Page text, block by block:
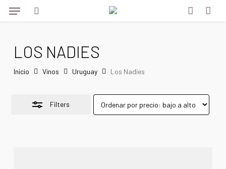
Skip
to
content
search account
Menu
LOS NADIES
Inicio Vinos Uruguay Los Nadies
Filters
Close